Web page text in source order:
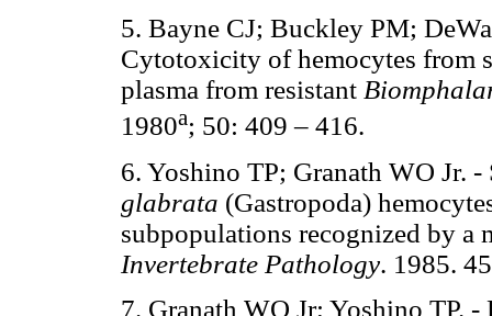
5. Bayne CJ; Buckley PM;
Cytotoxicity of hemocytes from
plasma from resistant
1980a; 50: 409 – 416.
6. Yoshino TP; Granath WO Jr.
glabrata (Gastropoda)
subpopulations recognized by a
Invertebrate Pathology. 1985.
7. Granath WO Jr; Yoshino TP.